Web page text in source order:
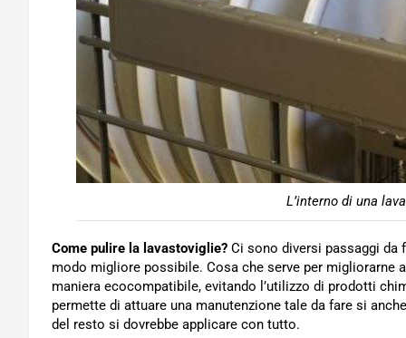
L’interno di una
Come pulire la lavastoviglie? Ci sono diversi passaggi da
modo migliore possibile. Cosa che serve per migliorarne
maniera ecocompatibile, evitando l’utilizzo di prodotti
permette di attuare una manutenzione tale da fare si
del resto si dovrebbe applicare con tutto.